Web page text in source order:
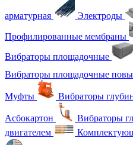
арматурная Электроды
Профилированные мембраны
Вибраторы площадочные
Вибраторы площадочные
Муфты Вибраторы
Асбокартон
Вибраторы
двигателем